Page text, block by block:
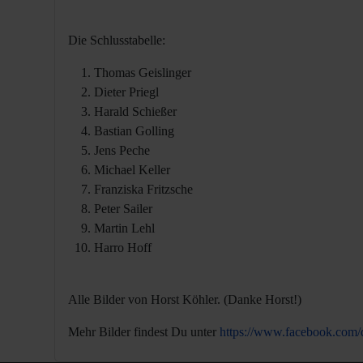
Die Schlusstabelle:
Thomas Geislinger
Dieter Priegl
Harald Schießer
Bastian Golling
Jens Peche
Michael Keller
Franziska Fritzsche
Peter Sailer
Martin Lehl
Harro Hoff
Alle Bilder von Horst Köhler. (Danke Horst!)
Mehr Bilder findest Du unter https://